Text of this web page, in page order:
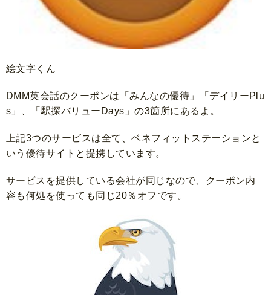
絵文字くん
DMM英会話のクーポンは「みんなの優待」「デイリーPlu
s」、「駅探バリューDays」の3箇所にあるよ。
上記3つのサービスは全て、ベネフィットステーションと
いう優待サイトと提携しています。
サービスを提供している会社が同じなので、クーポン内
容も何処を使っても同じ20％オフです。